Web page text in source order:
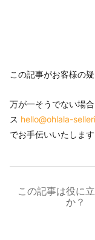
この記事がお客様の
万が一そうでない場
ス hello@ohlala-
でお手伝いいたしま
この記事は役に
か？